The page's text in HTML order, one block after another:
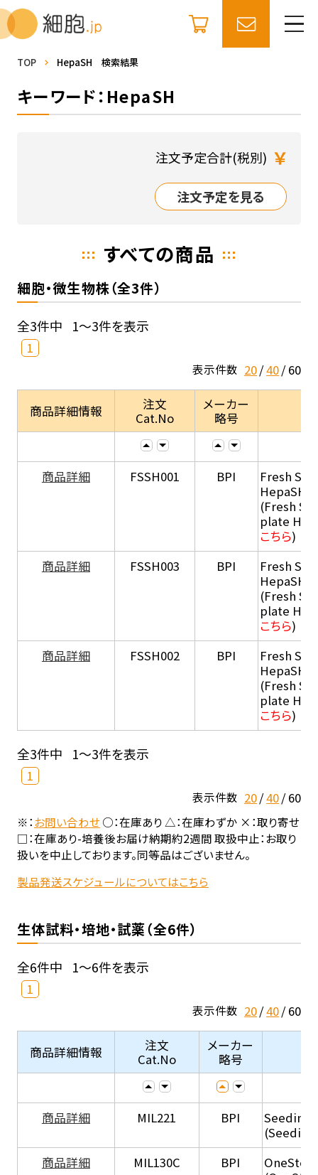
TOP HepaSH 検索結果
キーワード：HepaSH
注文予定合計(税別) ￥
注文予定を見る
すべての商品
細胞・微生物株（全3件）
全3件中 1～3件を表示
1
表示件数 20 40 60
商品詳細情報
注文
Cat.No
メーカー
略号
商品詳細 FSSH001 BPI
Fresh
HepaSH®
(Fresh
plate
こちら)
商品詳細
FSSH003 BPI
Fresh
HepaSH®
(Fresh
plate
こちら)
商品詳細
FSSH002 BPI
Fresh
HepaSH®
(Fresh
plate
こちら)
全3件中 1～3件を表示
1
表示件数 20 40 60
※：お問い合わせ○：在庫あり △：在庫わずか ×：取り寄せ
□：在庫あり-培養後お届け納期約2週間 取扱中止：お取り
扱いを中止しております。同等品はございません。
製品発送スケジュールについてはこちら
生体試料・培地・試薬（全6件）
全6件中 1～6件を表示
1
表示件数 20 40 60
商品詳細情報
注文
Cat.No
メーカー
略号
商品詳細 MIL221 BPI
Seeding
商品詳細
MIL130C BPI